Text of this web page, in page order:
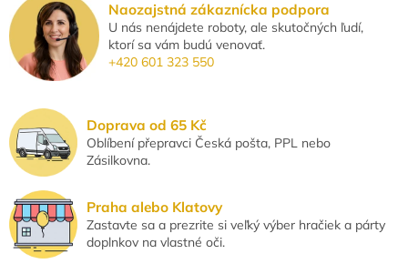
á
d
a
c
p
r
v
v
ý
p
Naozajstná zákaznícka podpora
U nás nenájdete roboty, ale skutočných ľudí,
ktorí sa vám budú venovať.
+420 601 323 550
Doprava od 65 Kč
Oblíbení přepravci Česká pošta, PPL nebo
Zásilkovna.
Praha alebo Klatovy
Zastavte sa a prezrite si veľký výber hračiek a párty
doplnkov na vlastné oči.